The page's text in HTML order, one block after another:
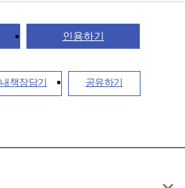
인용하기
내책장담기 공유하기